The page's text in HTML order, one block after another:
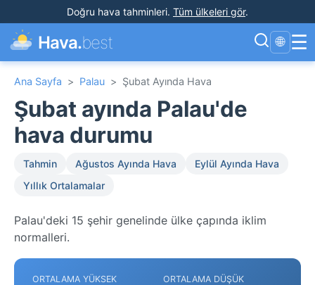
Doğru hava tahminleri. Tüm ülkeleri gör.
Hava.best 🌐 ☰
Ana Sayfa > Palau > Şubat Ayında Hava
Şubat ayında Palau'de
hava durumu
Tahmin Ağustos Ayında Hava
Eylül Ayında Hava
Yıllık Ortalamalar
Palau'deki 15 şehir genelinde ülke çapında iklim
normalleri.
ORTALAMA YÜKSEK ORTALAMA DÜŞÜK